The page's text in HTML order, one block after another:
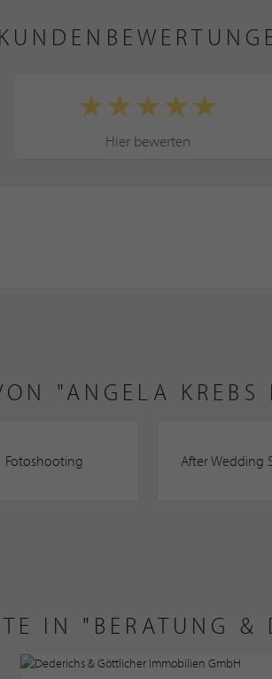
Hier bewerten
"ANGELA KREBS
Fotoshooting After Wedding
IN "BERATUNG &